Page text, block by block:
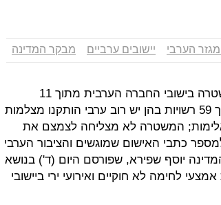
הערבי יישובים ערביים מבקר המדינה
עד סוף 2017 הוקמו רק שתי תחנות משטרה בישובי החברה הערבית מתוך 11
שאמורות לקום עד 2020; רק ב-12 מתוך 59 רשויות בהן יש רוב ערבי הותקנו מצלמות
המשטרה לא מצליחה לצמצם את
כתבי האישום שמוגשים והציבור הערבי
יוסף שפירא, שפורסם היום (ד') בנושא
לחימה לא חוקיים ואירועי ירי ביישובי